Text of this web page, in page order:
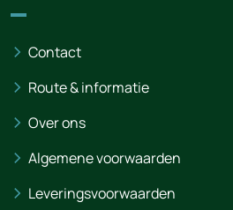
Contact
Route & informatie
Over ons
Algemene voorwaarden
Leveringsvoorwaarden